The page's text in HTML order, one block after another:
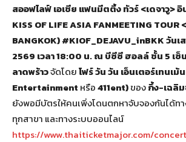
สออฟไลฟ์ เอเชีย แฟนมีตติ้ง ทัวร์ <เดจาวู>
KISS OF LIFE ASIA FANMEETING TOUR
BANGKOK)#KIOF_DEJAVU_inBKKวันเ
2569 เวลา 18:00 น.ณ บีซีซี ฮอลล์ ชั้น 5 เซ็
ลาดพร้าวจัดโดยโฟร์ วัน วัน เอ็นเตอร์เทนเม้
Entertainment หรือ411ent)ของกึ้ง-เฉลิ
ยังพอมีบัตรให้คนเพิ่งโดนตกหาจับจองกันได้ทา
ทุกสาขา และทางระบบออนไลน์
https://www.thaiticketmajor.com/